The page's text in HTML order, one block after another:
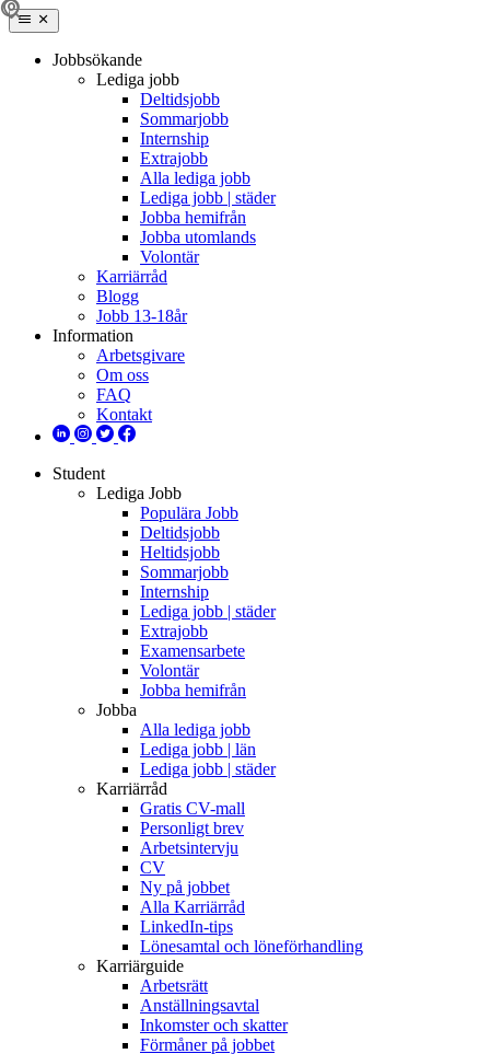
Jobbsökande
Lediga jobb
Deltidsjobb
Sommarjobb
Internship
Extrajobb
Alla lediga jobb
Lediga jobb | städer
Jobba hemifrån
Jobba utomlands
Volontär
Karriärråd
Blogg
Jobb 13-18år
Information
Arbetsgivare
Om oss
FAQ
Kontakt
Student
Lediga Jobb
Populära Jobb
Deltidsjobb
Heltidsjobb
Sommarjobb
Internship
Lediga jobb | städer
Extrajobb
Examensarbete
Volontär
Jobba hemifrån
Jobba
Alla lediga jobb
Lediga jobb | län
Lediga jobb | städer
Karriärråd
Gratis CV-mall
Personligt brev
Arbetsintervju
CV
Ny på jobbet
Alla Karriärråd
LinkedIn-tips
Lönesamtal och löneförhandling
Karriärguide
Arbetsrätt
Anställningsavtal
Inkomster och skatter
Förmåner på jobbet